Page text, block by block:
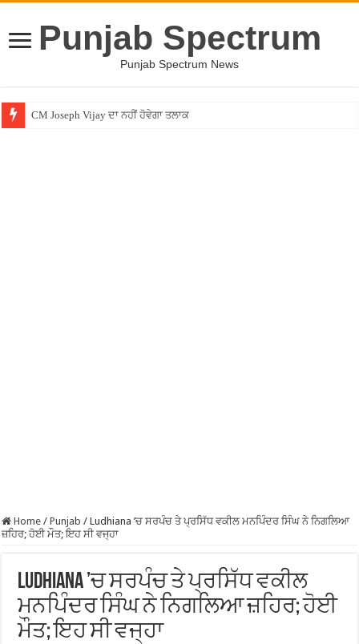
Punjab Spectrum
Punjab Spectrum News
CM Joseph Vijay ਦਾ ਨਹੀਂ ਹੋਵੇਗਾ ਤਲਾਕ
Home / Punjab / Ludhiana ’ਚ ਸਰਪੰਚ ਤੇ ਪ੍ਰਸਿੱਧ ਵਕੀਲ ਮਨਪਿੰਦਰ ਸਿੰਘ ਨੇ ਨਿਗਲਿਆ
ਜ਼ਹਿਰ; ਹੋਈ ਮੌਤ; ਇਹ ਸੀ ਵਜ੍ਹਾ
Ludhiana ’ਚ ਸਰਪੰਚ ਤੇ ਪ੍ਰਸਿੱਧ ਵਕੀਲ
ਮਨਪਿੰਦਰ ਸਿੰਘ ਨੇ ਨਿਗਲਿਆ ਜ਼ਹਿਰ; ਹੋਈ
ਮੌਤ; ਇਹ ਸੀ ਵਜ੍ਹਾ